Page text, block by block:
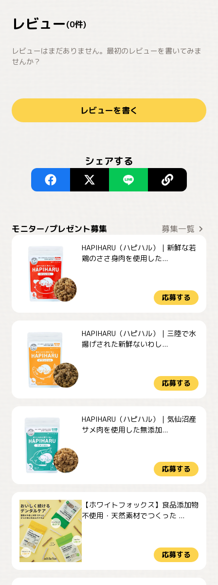
レビュー(0件)
レビューはまだありません。最初のレビューを書いてみま
せんか？
レビューを書く
シェアする
モニター/プレゼント募集 募集一覧
HAPIHARU（ハピハル）｜新鮮な若
鶏のささ身肉を使用した...
応募する
HAPIHARU（ハピハル）｜三陸で水
揚げされた新鮮ないわし...
応募する
HAPIHARU（ハピハル）｜気仙沼産
サメ肉を使用した無添加...
応募する
【ホワイトフォックス】食品添加物
不使用・天然素材でつくった ...
応募する